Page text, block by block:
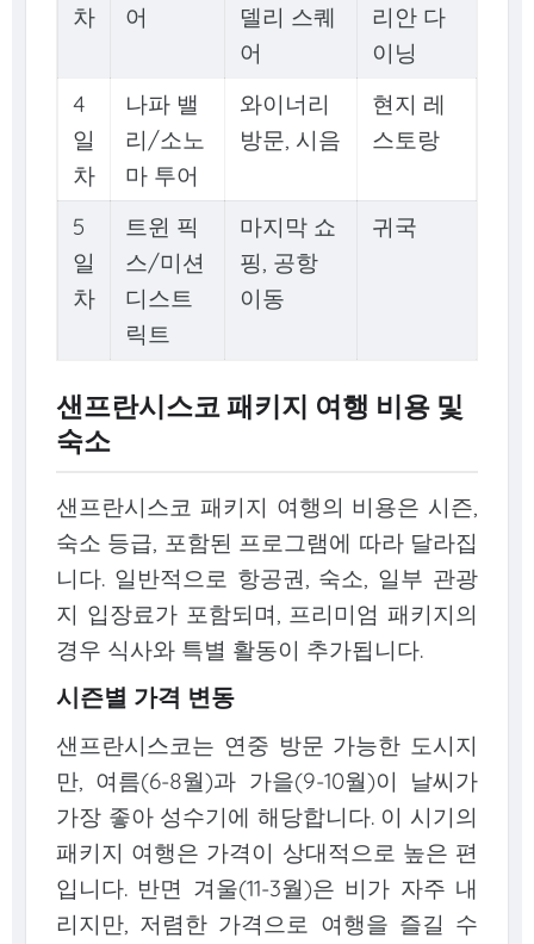
차
어
델리 스퀘
어
리안 다
이닝
4
일
차
나파 밸
리/소노
마 투어
와이너리
방문, 시음
현지 레
스토랑
5
일
차
트윈 픽
스/미션
디스트
릭트
마지막 쇼
핑, 공항
이동
귀국
샌프란시스코 패키지 여행 비용 및
숙소
샌프란시스코 패키지 여행의 비용은 시즌,
숙소 등급, 포함된 프로그램에 따라 달라집
니다. 일반적으로 항공권, 숙소, 일부 관광
지 입장료가 포함되며, 프리미엄 패키지의
경우 식사와 특별 활동이 추가됩니다.
시즌별 가격 변동
샌프란시스코는 연중 방문 가능한 도시지
만, 여름(6-8월)과 가을(9-10월)이 날씨가
가장 좋아 성수기에 해당합니다. 이 시기의
패키지 여행은 가격이 상대적으로 높은 편
입니다. 반면 겨울(11-3월)은 비가 자주 내
리지만, 저렴한 가격으로 여행을 즐길 수